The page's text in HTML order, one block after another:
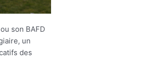
son BAFD
un
des